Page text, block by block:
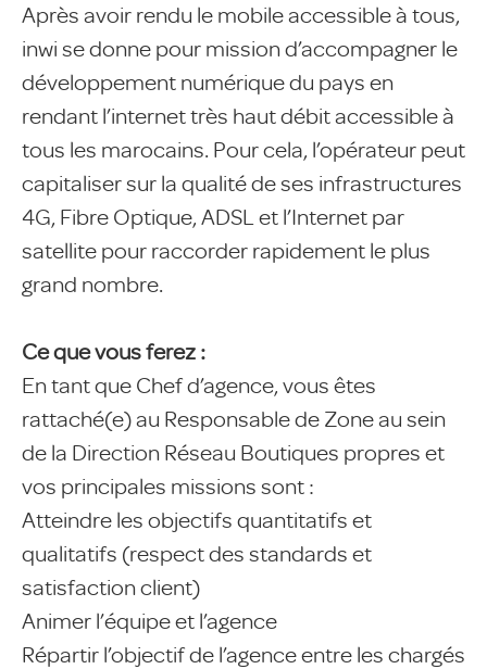
Après avoir rendu le mobile accessible à tous,
inwi se donne pour mission d’accompagner le
développement numérique du pays en
rendant l’internet très haut débit accessible à
tous les marocains. Pour cela, l’opérateur peut
capitaliser sur la qualité de ses infrastructures
4G, Fibre Optique, ADSL et l’Internet par
satellite pour raccorder rapidement le plus
grand nombre.
Ce que vous ferez :
En tant que Chef d’agence, vous êtes
rattaché(e) au Responsable de Zone au sein
de la Direction Réseau Boutiques propres et
vos principales missions sont :
Atteindre les objectifs quantitatifs et
qualitatifs (respect des standards et
satisfaction client)
Animer l’équipe et l’agence
Répartir l’objectif de l’agence entre les chargés